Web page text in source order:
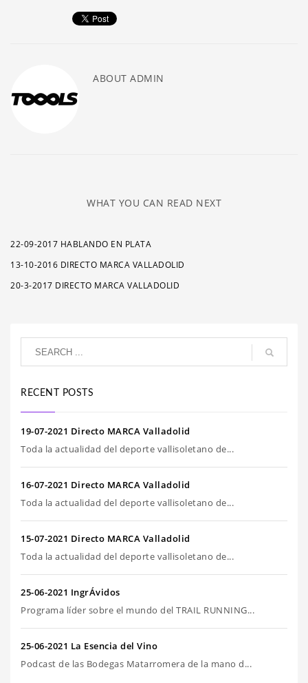
ABOUT ADMIN
WHAT YOU CAN READ NEXT
22-09-2017 HABLANDO EN PLATA
13-10-2016 DIRECTO MARCA VALLADOLID
20-3-2017 DIRECTO MARCA VALLADOLID
RECENT POSTS
19-07-2021 Directo MARCA Valladolid
Toda la actualidad del deporte vallisoletano de...
16-07-2021 Directo MARCA Valladolid
Toda la actualidad del deporte vallisoletano de...
15-07-2021 Directo MARCA Valladolid
Toda la actualidad del deporte vallisoletano de...
25-06-2021 IngrÁvidos
Programa líder sobre el mundo del TRAIL RUNNING...
25-06-2021 La Esencia del Vino
Podcast de las Bodegas Matarromera de la mano d...